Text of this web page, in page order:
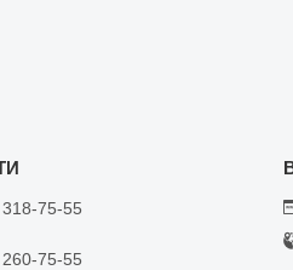
75-55
75-55